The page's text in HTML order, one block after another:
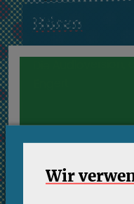
Hören
←
Wir